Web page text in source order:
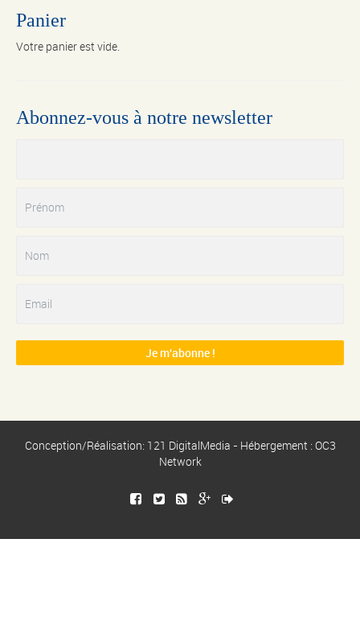
Panier
Votre panier est vide.
Abonnez-vous à notre newsletter
Conception/Réalisation: 121 DigitalMedia - Hébergement : OC3
Network